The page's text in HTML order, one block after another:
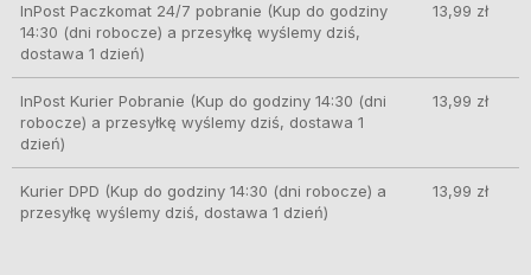
InPost Paczkomat 24/7 pobranie (Kup do godziny
14:30 (dni robocze) a przesyłkę wyślemy dziś,
dostawa 1 dzień)
13,99 zł
InPost Kurier Pobranie (Kup do godziny 14:30 (dni
robocze) a przesyłkę wyślemy dziś, dostawa 1
dzień)
13,99 zł
Kurier DPD (Kup do godziny 14:30 (dni robocze) a
przesyłkę wyślemy dziś, dostawa 1 dzień)
13,99 zł